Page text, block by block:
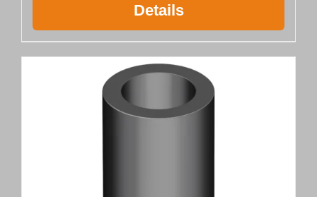
Details